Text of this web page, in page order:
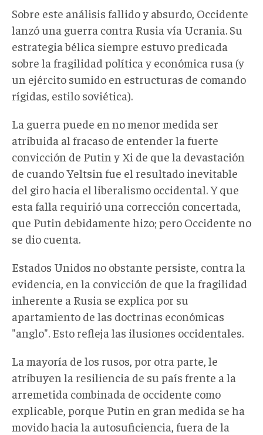
Sobre este análisis fallido y absurdo, Occidente
lanzó una guerra contra Rusia vía Ucrania. Su
estrategia bélica siempre estuvo predicada
sobre la fragilidad política y económica rusa (y
un ejército sumido en estructuras de comando
rígidas, estilo soviética).
La guerra puede en no menor medida ser
atribuida al fracaso de entender la fuerte
convicción de Putin y Xi de que la devastación
de cuando Yeltsin fue el resultado inevitable
del giro hacia el liberalismo occidental. Y que
esta falla requirió una corrección concertada,
que Putin debidamente hizo; pero Occidente no
se dio cuenta.
Estados Unidos no obstante persiste, contra la
evidencia, en la convicción de que la fragilidad
inherente a Rusia se explica por su
apartamiento de las doctrinas económicas
"anglo". Esto refleja las ilusiones occidentales.
La mayoría de los rusos, por otra parte, le
atribuyen la resiliencia de su país frente a la
arremetida combinada de occidente como
explicable, porque Putin en gran medida se ha
movido hacia la autosuficiencia, fuera de la